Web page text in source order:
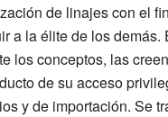
de linajes con el
a la élite de los
los conceptos, las
de su acceso
y de importación. Se